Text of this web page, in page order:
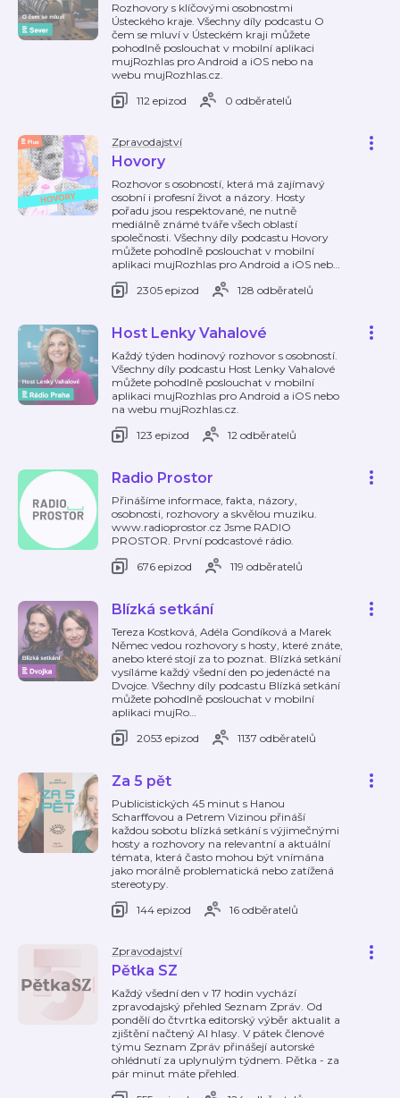
Rozhovory s klíčovými osobnostmi
Ústeckého kraje. Všechny díly podcastu O
čem se mluví v Ústeckém kraji můžete
pohodlně poslouchat v mobilní aplikaci
mujRozhlas pro Android a iOS nebo na
webu mujRozhlas.cz.
112 epizod
0 odběratelů
Zpravodajství
Hovory
Rozhovor s osobností, která má zajímavý
osobní i profesní život a názory. Hosty
pořadu jsou respektované, ne nutně
mediálně známé tváře všech oblastí
společnosti. Všechny díly podcastu Hovory
můžete pohodlně poslouchat v mobilní
aplikaci mujRozhlas pro Android a iOS neb…
2305 epizod
128 odběratelů
Host Lenky Vahalové
Každý týden hodinový rozhovor s osobností.
Všechny díly podcastu Host Lenky Vahalové
můžete pohodlně poslouchat v mobilní
aplikaci mujRozhlas pro Android a iOS nebo
na webu mujRozhlas.cz.
123 epizod
12 odběratelů
Radio Prostor
Přinášíme informace, fakta, názory,
osobnosti, rozhovory a skvělou muziku.
www.radioprostor.cz Jsme RADIO
PROSTOR. První podcastové rádio.
676 epizod
119 odběratelů
Blízká setkání
Tereza Kostková, Adéla Gondíková a Marek
Němec vedou rozhovory s hosty, které znáte,
anebo které stojí za to poznat. Blízká setkání
vysíláme každý všední den po jedenácté na
Dvojce. Všechny díly podcastu Blízká setkání
můžete pohodlně poslouchat v mobilní
aplikaci mujRo…
2053 epizod
1137 odběratelů
Za 5 pět
Publicistických 45 minut s Hanou
Scharffovou a Petrem Vizinou přináší
každou sobotu blízká setkání s výjimečnými
hosty a rozhovory na relevantní a aktuální
témata, která často mohou být vnímána
jako morálně problematická nebo zatížená
stereotypy.
144 epizod
16 odběratelů
Zpravodajství
Pětka SZ
Každý všední den v 17 hodin vychází
zpravodajský přehled Seznam Zpráv. Od
pondělí do čtvrtka editorský výběr aktualit a
zjištění načtený AI hlasy. V pátek členové
týmu Seznam Zpráv přinášejí autorské
ohlédnutí za uplynulým týdnem. Pětka - za
pár minut máte přehled.